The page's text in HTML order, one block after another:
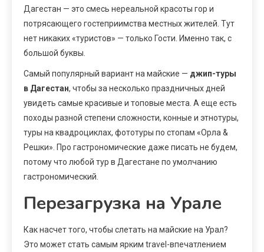
Дагестан — это смесь нереальной красоты гор и
потрясающего гостеприимства местных жителей. Тут
нет никаких «туристов» — только Гости. Именно так, с
большой буквы.
Самый популярный вариант на майские — джип-туры
в Дагестан, чтобы за несколько праздничных дней
увидеть самые красивые и топовые места. А еще есть
походы разной степени сложности, конные и этнотуры,
туры на квадроциклах, фототуры по стопам «Орла &
Решки». Про гастрономические даже писать не будем,
потому что любой тур в Дагестане по умолчанию
гастрономический.
Перезагрузка на Урале
Как насчет того, чтобы слетать на майские на Урал?
Это может стать самым ярким travel-впечатлением